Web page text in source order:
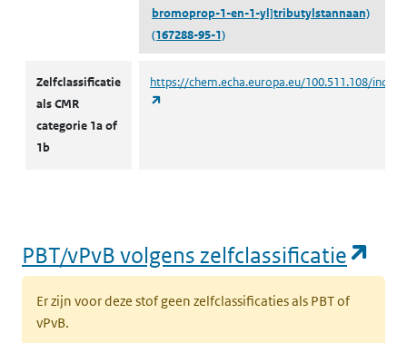
bromoprop-1-en-1-yl]tributylstannaan)
(167288-95-1)
Zelfclassificatie
als CMR
categorie 1a of
1b
https://chem.echa.europa.eu/100.511.108/
PBT/vPvB volgens zelfclassificatie
Er zijn voor deze stof geen zelfclassificaties als PBT of
vPvB.